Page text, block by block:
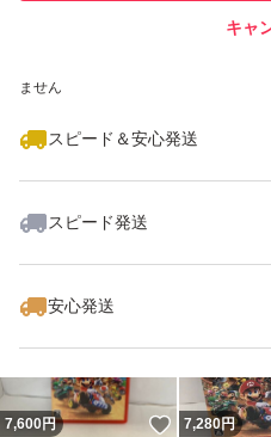
ません
スピード＆安心発送
スピード発送
安心発送
キャ
7,600円 いいね！
7,280円